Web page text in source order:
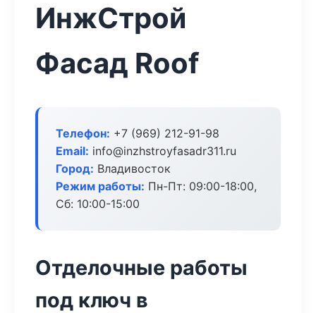
ИнжСтрой
Фасад Roof
Телефон: +7 (969) 212-91-98
Email: info@inzhstroyfasadr311.ru
Город: Владивосток
Режим работы: Пн-Пт: 09:00-18:00,
Сб: 10:00-15:00
Отделочные работы
под ключ в